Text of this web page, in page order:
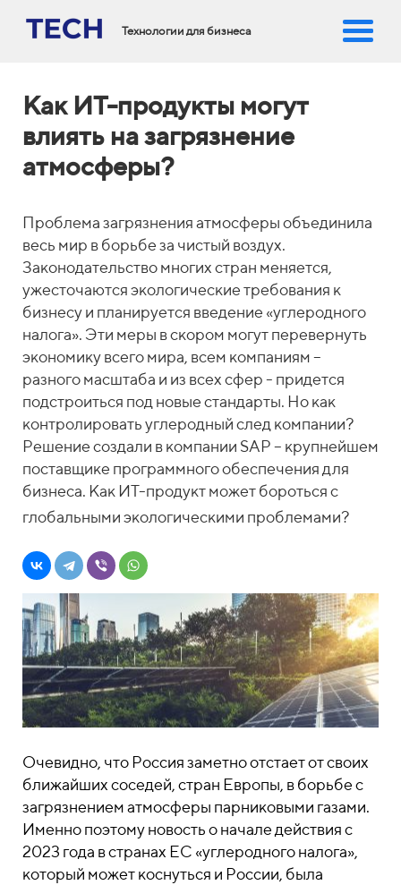
Технологии для бизнеса
Как ИТ-продукты могут
влиять на загрязнение
атмосферы?
Проблема загрязнения атмосферы объединила
весь мир в борьбе за чистый воздух.
Законодательство многих стран меняется,
ужесточаются экологические требования к
бизнесу и планируется введение «углеродного
налога». Эти меры в скором могут перевернуть
экономику всего мира, всем компаниям –
разного масштаба и из всех сфер - придется
подстроиться под новые стандарты. Но как
контролировать углеродный след компании?
Решение создали в компании SAP – крупнейшем
поставщике программного обеспечения для
бизнеса. Как ИТ-продукт может бороться с
глобальными экологическими проблемами?
Очевидно, что Россия заметно отстает от своих
ближайших соседей, стран Европы, в борьбе с
загрязнением атмосферы парниковыми газами.
Именно поэтому новость о начале действия с
2023 года в странах ЕС «углеродного налога»,
который может коснуться и России, была